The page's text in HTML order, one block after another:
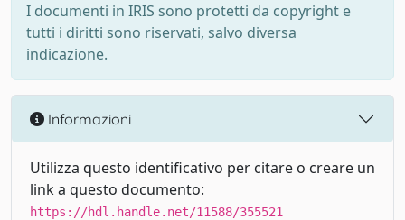
I documenti in IRIS sono protetti da copyright e
tutti i diritti sono riservati, salvo diversa
indicazione.
Informazioni
Utilizza questo identificativo per citare o creare un
link a questo documento:
https://hdl.handle.net/11588/355521